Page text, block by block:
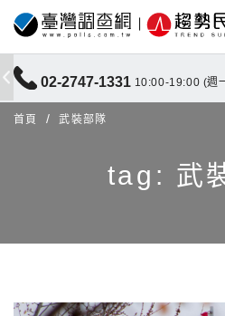
02-2747-1331 10:00-19:00 (週
首頁 武裝部隊
tag: 武